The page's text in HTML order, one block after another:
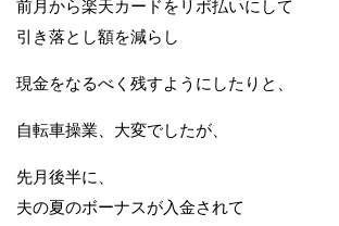
前月から楽天カードをリボ払いにして
引き落とし額を減らし
現金をなるべく残すようにしたりと、
自転車操業、大変でしたが、
先月後半に、
夫の夏のボーナスが入金されて